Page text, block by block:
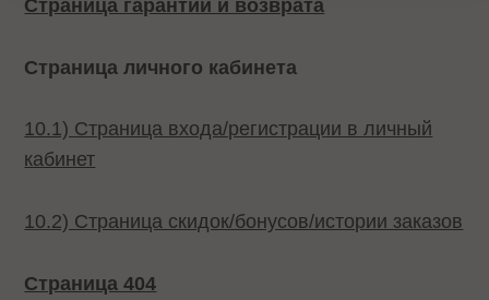
Страница гарантий и возврата
Страница личного кабинета
10.1) Страница входа/регистрации в личный
кабинет
10.2) Страница скидок/бонусов/истории заказов
Страница 404